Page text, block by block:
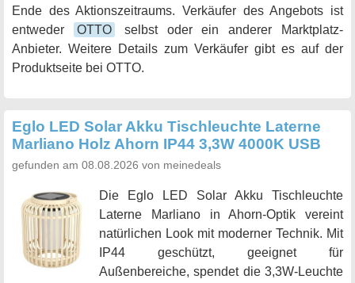
Ende des Aktionszeitraums. Verkäufer des Angebots ist
entweder
OTTO
selbst oder ein anderer Marktplatz-
Anbieter. Weitere Details zum Verkäufer gibt es auf der
Produktseite bei OTTO.
Eglo LED Solar Akku Tischleuchte Laterne
Marliano Holz Ahorn IP44 3,3W 4000K USB
gefunden am 08.08.2026 von meinedeals
Die Eglo LED Solar Akku Tischleuchte
Laterne Marliano in Ahorn-Optik vereint
natürlichen Look mit moderner Technik. Mit
IP44 geschützt, geeignet für
Außenbereiche, spendet die 3,3W-Leuchte